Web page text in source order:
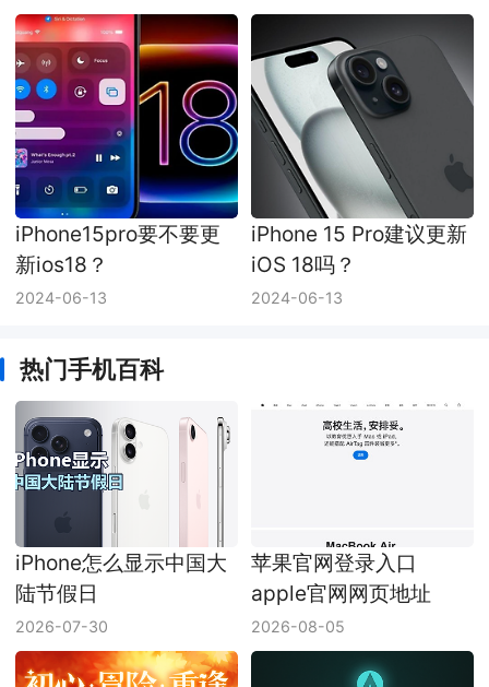
iPhone15pro要不要更
新ios18？
2024-06-13
iPhone 15 Pro建议更新
iOS 18吗？
2024-06-13
热门手机百科
iPhone怎么显示中国大
陆节假日
2026-07-30
苹果官网登录入口
apple官网网页地址
2026-08-05